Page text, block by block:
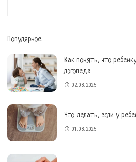
Популярное
Как понять, что
логопеда
02.08.2025
Что делать, если у
01.08.2025